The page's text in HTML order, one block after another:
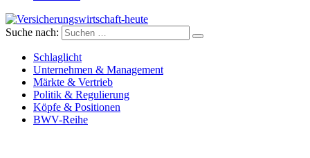
Versicherungswirtschaft-heute
Suche nach:
Schlaglicht
Unternehmen & Management
Märkte & Vertrieb
Politik & Regulierung
Köpfe & Positionen
BWV-Reihe